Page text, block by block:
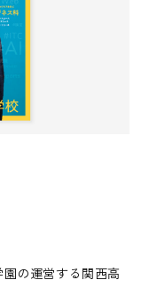
の運営する関西高